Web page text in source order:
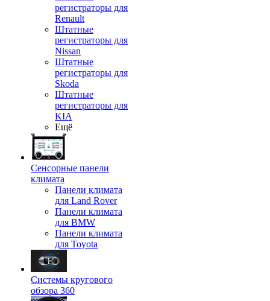
регистраторы для
Renault
Штатные
регистраторы для
Nissan
Штатные
регистраторы для
Skoda
Штатные
регистраторы для
KIA
Ещё
Сенсорные панели
климата
Панели климата
для Land Rover
Панели климата
для BMW
Панели климата
для Toyota
Системы кругового
обзора 360